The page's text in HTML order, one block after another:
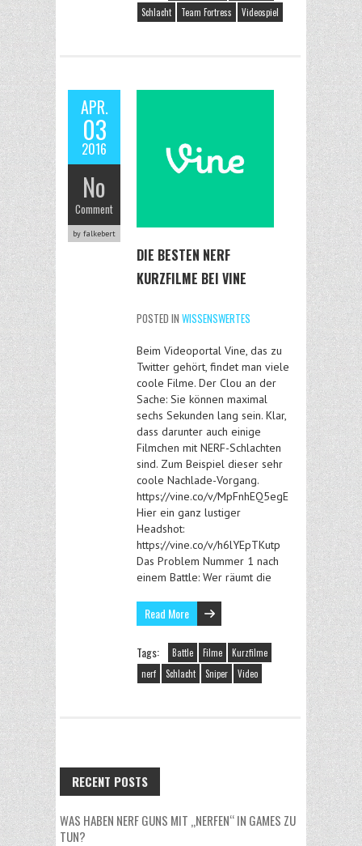
Schlacht
Team Fortress Videospiel
APR.
03
2016
No
Comment
by falkebert
DIE BESTEN NERF
KURZFILME BEI VINE
POSTED IN WISSENSWERTES
Beim Videoportal Vine, das zu
Twitter gehört, findet man viele
coole Filme. Der Clou an der
Sache: Sie können maximal
sechs Sekunden lang sein. Klar,
dass darunter auch einige
Filmchen mit NERF-Schlachten
sind. Zum Beispiel dieser sehr
coole Nachlade-Vorgang.
https://vine.co/v/MpFnhEQ5egE
Hier ein ganz lustiger
Headshot:
https://vine.co/v/h6lYEpTKutp
Das Problem Nummer 1 nach
einem Battle: Wer räumt die
Read More
Tags: Battle Filme
Kurzfilme
nerf
Schlacht Sniper Video
RECENT POSTS
WAS HABEN NERF GUNS MIT „NERFEN“ IN GAMES ZU
TUN?